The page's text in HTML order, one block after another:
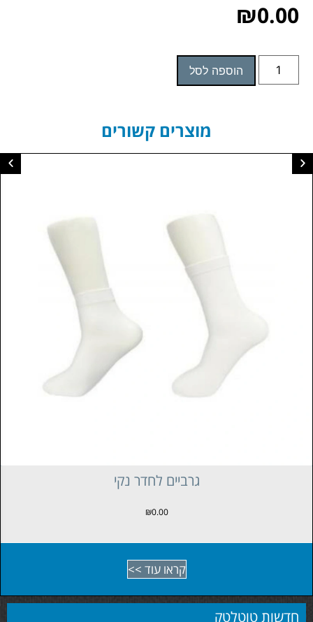
₪0.00
הוספה לסל
מוצרים קשורים
גרביים לחדר נקי
₪0.00
קראו עוד >>
חדשות טוטלטק